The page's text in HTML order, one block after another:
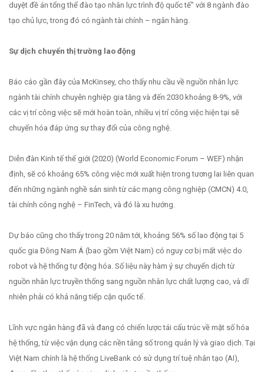
duyệt đề án tổng thể đào tạo nhân lực trình độ quốc tế” với 8 ngành đào
tạo chủ lực, trong đó có ngành tài chính – ngân hàng.
Sự dịch chuyển thị trường lao động
Báo cáo gần đây của McKinsey, cho thấy nhu cầu về nguồn nhân lực
ngành tài chính chuyên nghiệp gia tăng và đến 2030 khoảng 8-9%, với
các vị trí công việc sẽ mới hoàn toàn, nhiều vị trí công việc hiện tại sẽ
chuyển hóa đáp ứng sự thay đổi của công nghệ.
Diễn đàn Kinh tế thế giới (2020) (World Economic Forum – WEF) nhận
định, sẽ có khoảng 65% công việc mới xuất hiện trong tương lai liên quan
đến những ngành nghề sản sinh từ các mạng công nghiệp (CMCN) 4.0,
tài chính công nghệ – FinTech, và đó là xu hướng.
Dự báo cũng cho thấy trong 20 năm tới, khoảng 56% số lao động tại 5
quốc gia Đông Nam Á (bao gồm Việt Nam) có nguy cơ bị mất việc do
robot và hệ thống tự động hóa. Số liệu này hàm ý sự chuyển dịch từ
nguồn nhân lực truyền thống sang nguồn nhân lực chất lượng cao, và dĩ
nhiên phải có khả năng tiếp cận quốc tế.
Lĩnh vực ngân hàng đã và đang có chiến lược tái cấu trúc về mặt số hóa
hệ thống, từ việc vận dụng các nền tảng số trong quản lý và giao dịch. Tại
Việt Nam chính là hệ thống LiveBank có sử dụng trí tuệ nhân tạo (AI),